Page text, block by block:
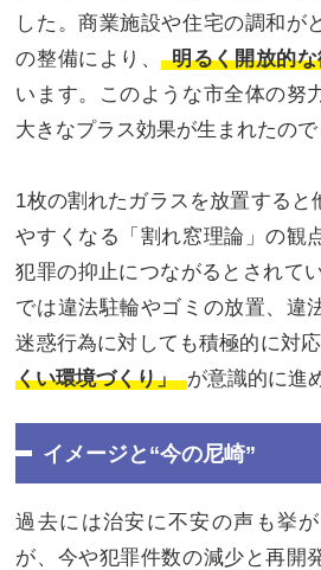
した。商業施設や住宅の調和が
の整備により、 明るく開放的
います。このような市全体の努
大きなプラス効果が生まれたので
1枚の割れたガラスを放置すると
やすくなる「割れ窓理論」の観
犯罪の抑止につながるとされて
では違法駐輪やゴミの放置、違
迷惑行為に対しても積極的に対応
くい環境づくり」 が意識的に進
イメージと“今の尼崎”
過去には治安に不安の声も挙
が、今や犯罪件数の減少と再開